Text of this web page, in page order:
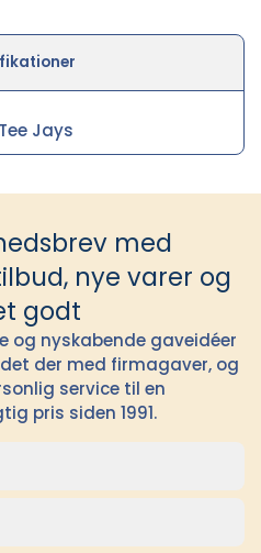
Tee Jays
med
nye varer og
godt
og nyskabende gaveidéer
der med firmagaver, og
service til en
pris siden 1991.